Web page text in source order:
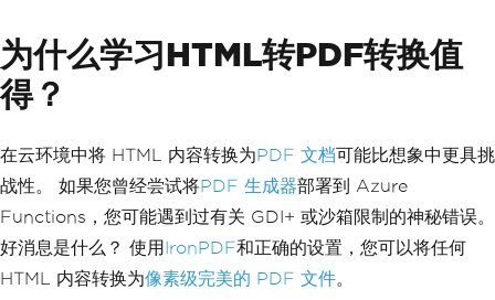
为什么学习HTML转PDF转换值
得？
在云环境中将 HTML 内容转换为PDF 文档可能比想象中更具挑
战性。 如果您曾经尝试将PDF 生成器部署到 Azure
Functions，您可能遇到过有关 GDI+ 或沙箱限制的神秘错误。
好消息是什么？ 使用 IronPDF和正确的设置，您可以将任何
HTML 内容转换为像素级完美的 PDF 文件。